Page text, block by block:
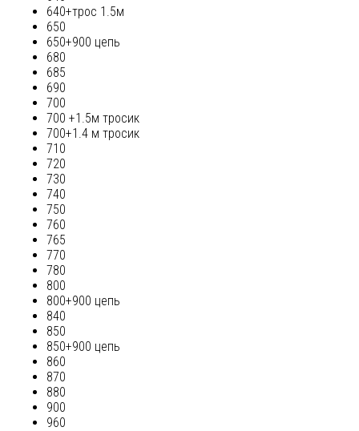
640+трос 1.5м
650
650+900 цепь
680
685
690
700
700 +1.5м тросик
700+1.4 м тросик
710
720
730
740
750
760
765
770
780
800
800+900 цепь
840
850
850+900 цепь
860
870
880
900
960